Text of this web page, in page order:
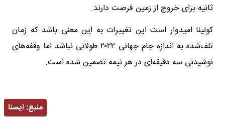
ثانیه برای خروج از زمین فرصت دارند.
کولینا امیدوار است این تغییرات به این معنی باشد که زمان
تلف‌شده به اندازه جام جهانی ۲۰۲۲ طولانی نباشد اما وقفه‌های
نوشیدنی سه دقیقه‌ای در هر نیمه تضمین شده است.
منبع: ايسنا